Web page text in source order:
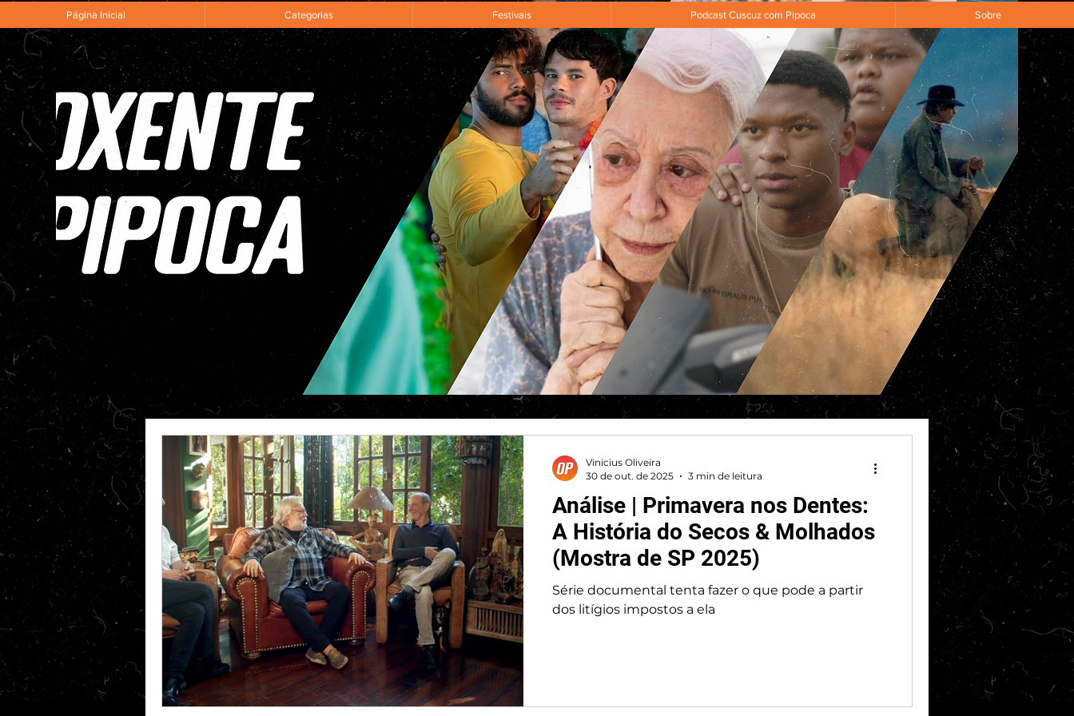
Página Inicial Categorias Festivais Podcast Cuscuz com Pipoca Sobre
Análise | Primavera nos Dentes:
A História do Secos & Molhados
(Mostra de SP 2025)
Série documental tenta fazer o que pode a partir
dos litígios impostos a ela
Vinicius Oliveira
30 de out. de 2025
3 min de leitura